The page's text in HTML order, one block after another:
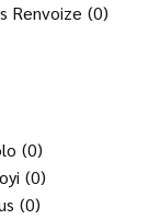
Renvoize (0)
(0)
(0)
(0)